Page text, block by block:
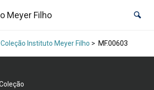
Meyer Filho
Coleção Instituto Meyer Filho > MF.00603